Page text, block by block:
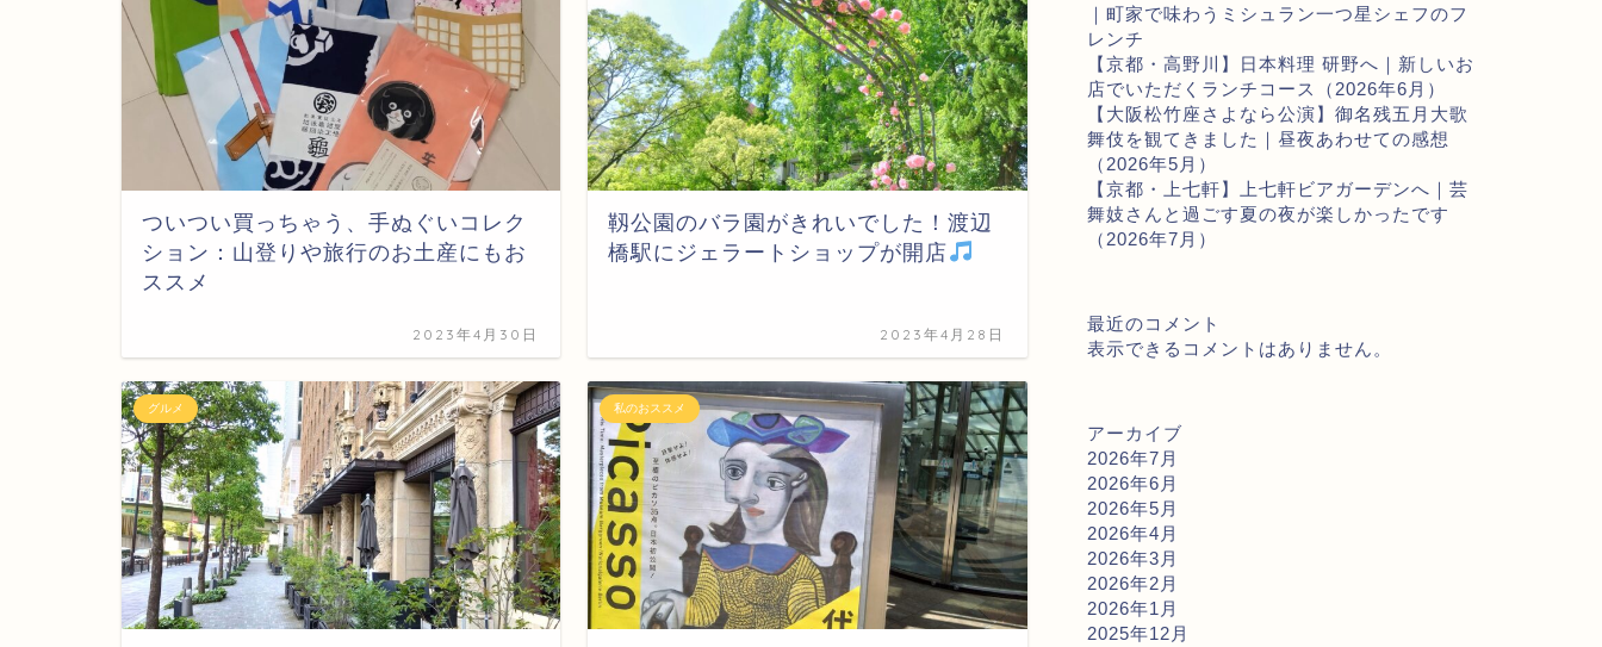
ついつい買っちゃう、手ぬぐいコレク
ション：山登りや旅行のお土産にもお
ススメ
2023年4月30日
靱公園のバラ園がきれいでした！渡辺
橋駅にジェラートショップが開店
2023年4月28日
グルメ 私のおススメ
｜町家で味わうミシュラン一つ星シェフのフ
レンチ
【京都・高野川】日本料理 研野へ｜新しいお
店でいただくランチコース（2026年6月）
【大阪松竹座さよなら公演】御名残五月大歌
舞伎を観てきました｜昼夜あわせての感想
（2026年5月）
【京都・上七軒】上七軒ビアガーデンへ｜芸
舞妓さんと過ごす夏の夜が楽しかったです
（2026年7月）
最近のコメント
表示できるコメントはありません。
アーカイブ
2026年7月
2026年6月
2026年5月
2026年4月
2026年3月
2026年2月
2026年1月
2025年12月